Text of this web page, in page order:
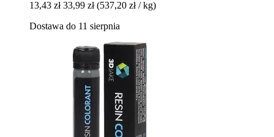
13,43 zł 33,99 zł (537,20 zł / kg)
Dostawa do 11 sierpnia